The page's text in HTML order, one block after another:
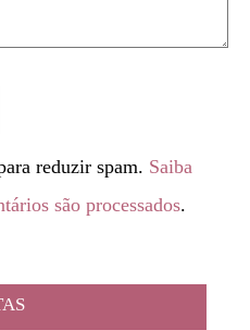
reduzir spam. Saiba
são processados.